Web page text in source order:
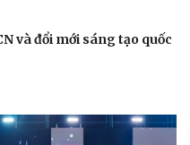
và đổi mới sáng tạo quốc